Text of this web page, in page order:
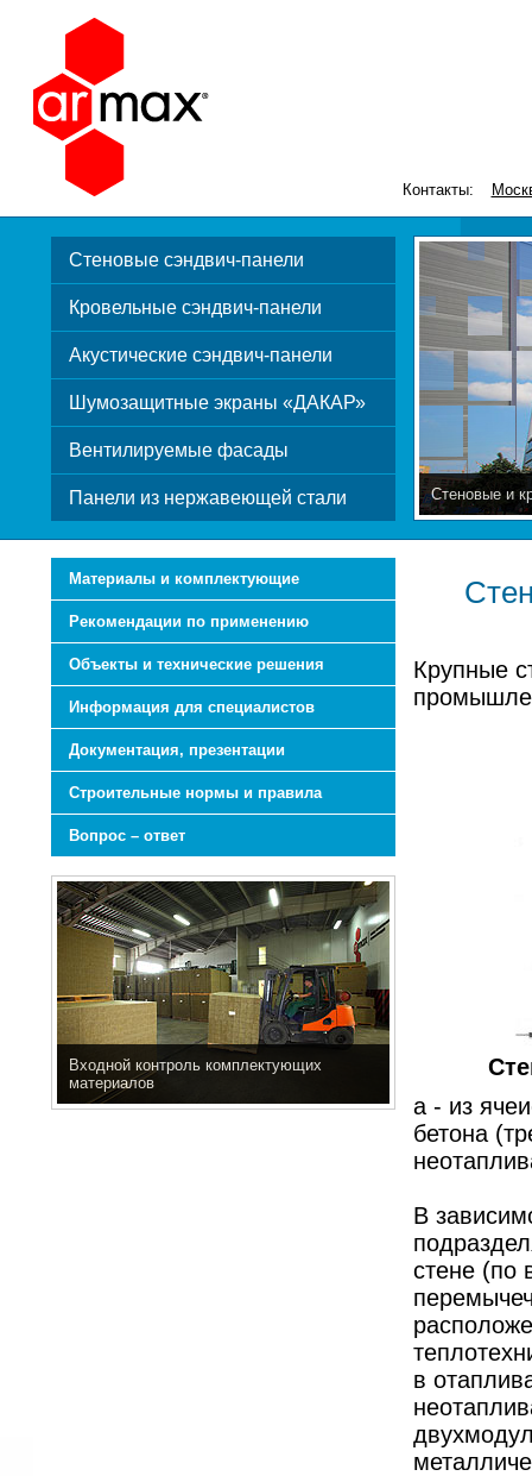
Контакты:
Стеновые сэндвич-панели
Кровельные сэндвич-панели
Акустические сэндвич-панели
Шумозащитные экраны «ДАКАР»
Вентилируемые фасады
Панели из нержавеющей стали Стеновые и
Материалы и комплектующие
Рекомендации по применению
Объекты и технические решения
Информация для специалистов
Документация, презентации
Строительные нормы и правила
Вопрос – ответ
Входной контроль комплектующих
материалов
Крупные
а - из
бетона
В
стене (по
в